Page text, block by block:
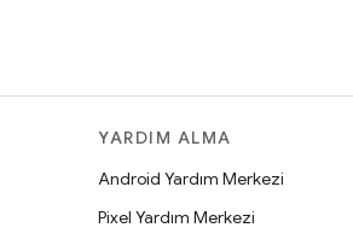
YARDIM ALMA
Android Yardım Merkezi
Pixel Yardım Merkezi